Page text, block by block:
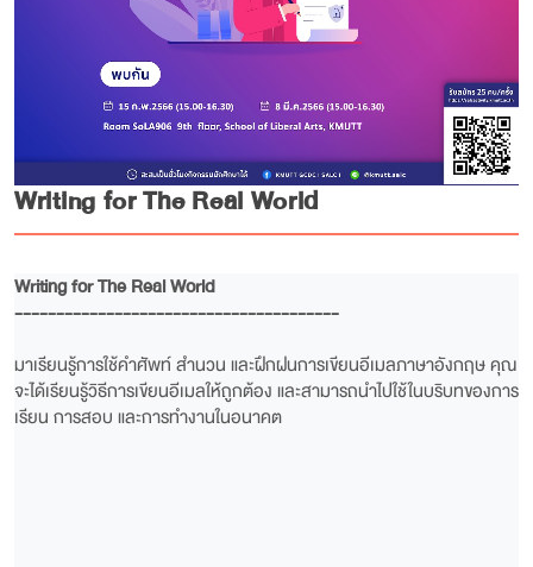
Writing for The Real World
Writing for The Real World
---------------------------------------
มาเรียนรู้การใช้คำศัพท์ สำนวน และฝึกฝนการเขียนอีเมลภาษาอังกฤษ คุณ
จะได้เรียนรู้วิธีการเขียนอีเมลให้ถูกต้อง และสามารถนำไปใช้ในบริบทของการ
เรียน การสอบ และการทำงานในอนาคต